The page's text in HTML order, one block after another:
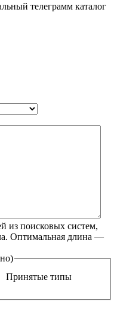
телеграмм каталог
из поисковых систем,
Оптимальная длина —
Принятые типы